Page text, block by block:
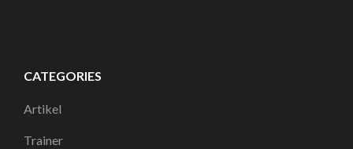
CATEGORIES
Artikel
Trainer